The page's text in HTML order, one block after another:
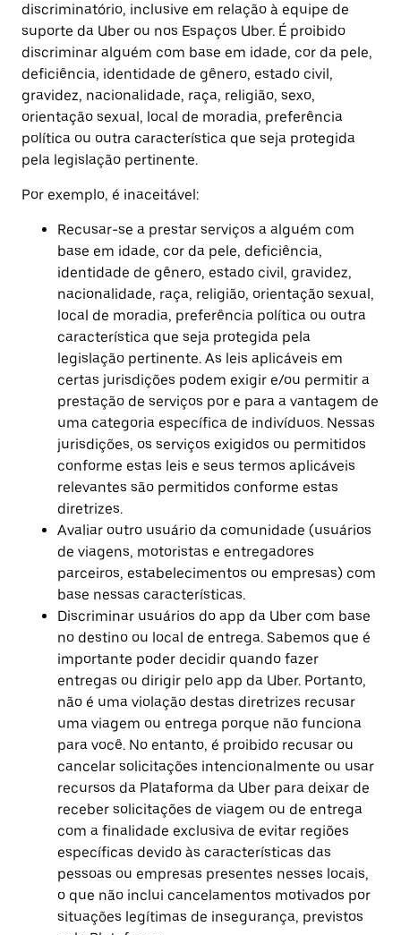
discriminatório, inclusive em relação à equipe de
suporte da Uber ou nos Espaços Uber. É proibido
discriminar alguém com base em idade, cor da pele,
deficiência, identidade de gênero, estado civil,
gravidez, nacionalidade, raça, religião, sexo,
orientação sexual, local de moradia, preferência
política ou outra característica que seja protegida
pela legislação pertinente.
Por exemplo, é inaceitável:
Recusar-se a prestar serviços a alguém com
base em idade, cor da pele, deficiência,
identidade de gênero, estado civil, gravidez,
nacionalidade, raça, religião, orientação sexual,
local de moradia, preferência política ou outra
característica que seja protegida pela
legislação pertinente. As leis aplicáveis em
certas jurisdições podem exigir e/ou permitir a
prestação de serviços por e para a vantagem de
uma categoria específica de indivíduos. Nessas
jurisdições, os serviços exigidos ou permitidos
conforme estas leis e seus termos aplicáveis
relevantes são permitidos conforme estas
diretrizes.
Avaliar outro usuário da comunidade (usuários
de viagens, motoristas e entregadores
parceiros, estabelecimentos ou empresas) com
base nessas características.
Discriminar usuários do app da Uber com base
no destino ou local de entrega. Sabemos que é
importante poder decidir quando fazer
entregas ou dirigir pelo app da Uber. Portanto,
não é uma violação destas diretrizes recusar
uma viagem ou entrega porque não funciona
para você. No entanto, é proibido recusar ou
cancelar solicitações intencionalmente ou usar
recursos da Plataforma da Uber para deixar de
receber solicitações de viagem ou de entrega
com a finalidade exclusiva de evitar regiões
específicas devido às características das
pessoas ou empresas presentes nesses locais,
o que não inclui cancelamentos motivados por
situações legítimas de insegurança, previstos